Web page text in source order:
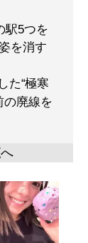
駅5つを
を消す
た“極寒
の廃線を